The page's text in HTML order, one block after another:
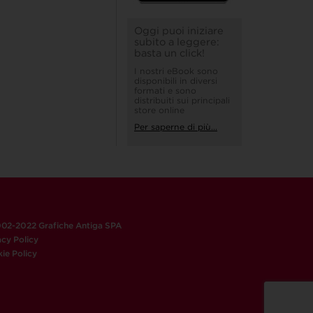
Oggi puoi iniziare
subito a leggere:
basta un click!
I nostri eBook sono
disponibili in diversi
formati e sono
distribuiti sui principali
store online
Per saperne di più...
2022 Grafiche Antiga SPA
Policy
Policy